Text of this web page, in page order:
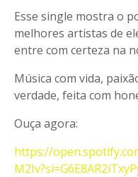
Esse single mostra o
melhores artistas de
entre com certeza na
Música com vida,
verdade, feita com
Ouça agora:
https://